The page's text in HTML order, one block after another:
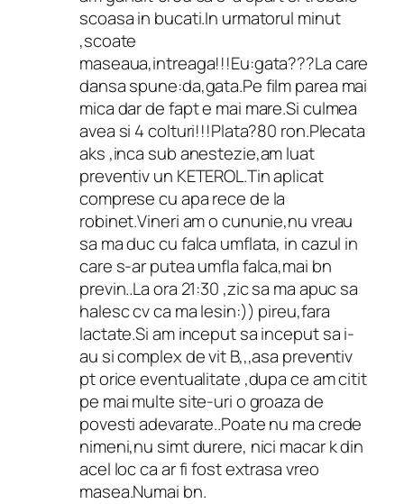
scoasa in bucati.In urmatorul minut
,scoate
maseaua,intreaga!!!Eu:gata???La care
dansa spune:da,gata.Pe film parea mai
mica dar de fapt e mai mare.Si culmea
avea si 4 colturi!!!Plata?80 ron.Plecata
aks ,inca sub anestezie,am luat
preventiv un KETEROL.Tin aplicat
comprese cu apa rece de la
robinet.Vineri am o cununie,nu vreau
sa ma duc cu falca umflata, in cazul in
care s-ar putea umfla falca,mai bn
previn..La ora 21:30 ,zic sa ma apuc sa
halesc cv ca ma lesin:)) pireu,fara
lactate.Si am inceput sa inceput sa i-
au si complex de vit B,,,asa preventiv
pt orice eventualitate ,dupa ce am citit
pe mai multe site-uri o groaza de
povesti adevarate..Poate nu ma crede
nimeni,nu simt durere, nici macar k din
acel loc ca ar fi fost extrasa vreo
masea.Numai bn.